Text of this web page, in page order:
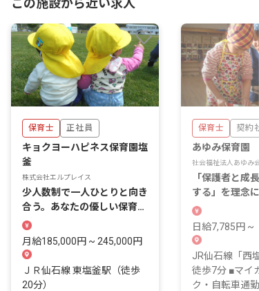
保育士 正社員
キョクヨーハピネス保育園塩
釜
株式会社エルプレイス
少人数制で一人ひとりと向き
合う。あなたの優しい保育が
輝く場所。
月給185,000円 ~ 245,000円
ＪＲ仙石線 東塩釜駅（徒歩
20分）
保育士 契約
あゆみ保育園
社会福祉法人あゆみ会
「保護者と成
する」を理念
ダイナミック
す。
日給7,785円 ~
JR仙石線「西
徒歩7分 ■マイ
ク・自転車通